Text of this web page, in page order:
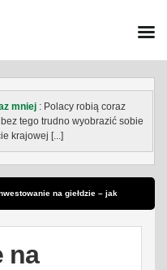
mniej : Polacy robią coraz
tego trudno wyobrazić sobie
krajowej [...]
na giełdzie – jak
na